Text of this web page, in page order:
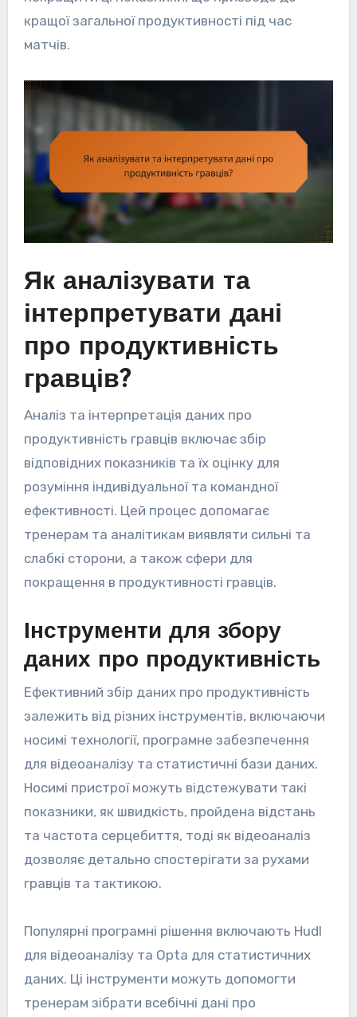
кращої загальної продуктивності під час
матчів.
Як аналізувати та
інтерпретувати дані
про продуктивність
гравців?
Аналіз та інтерпретація даних про
продуктивність гравців включає збір
відповідних показників та їх оцінку для
розуміння індивідуальної та командної
ефективності. Цей процес допомагає
тренерам та аналітикам виявляти сильні та
слабкі сторони, а також сфери для
покращення в продуктивності гравців.
Інструменти для збору
даних про продуктивність
Ефективний збір даних про продуктивність
залежить від різних інструментів, включаючи
носимі технології, програмне забезпечення
для відеоаналізу та статистичні бази даних.
Носимі пристрої можуть відстежувати такі
показники, як швидкість, пройдена відстань
та частота серцебиття, тоді як відеоаналіз
дозволяє детально спостерігати за рухами
гравців та тактикою.
Популярні програмні рішення включають Hudl
для відеоаналізу та Opta для статистичних
даних. Ці інструменти можуть допомогти
тренерам зібрати всебічні дані про